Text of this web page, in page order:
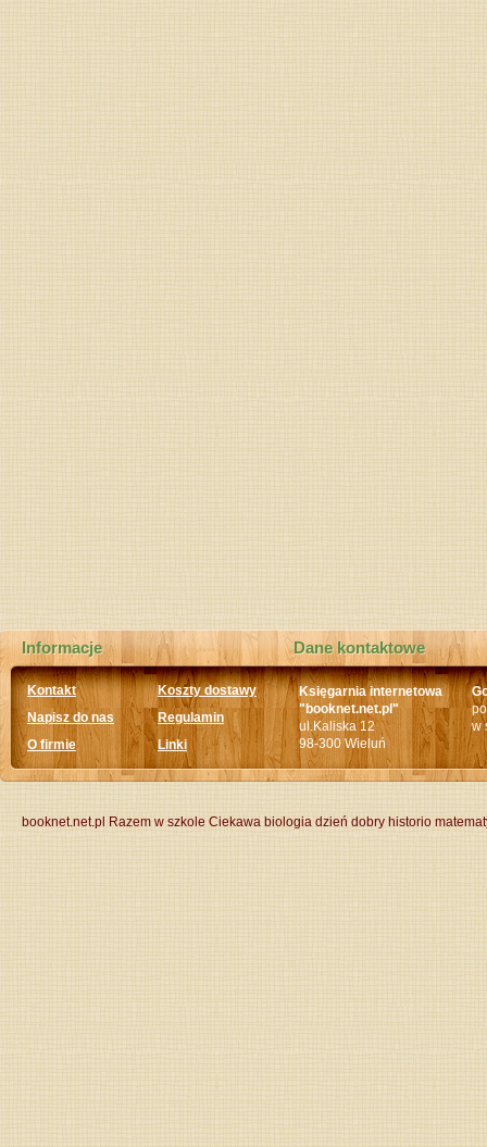
Informacje
Kontakt
Koszty dostawy
Napisz do nas
Regulamin
O firmie
Linki
Dane kontaktowe
Księgarnia internetowa
"booknet.net.pl"
ul.Kaliska 12
98-300 Wieluń
w
booknet.net.pl Razem w szkole Ciekawa biologia dzień dobry historio